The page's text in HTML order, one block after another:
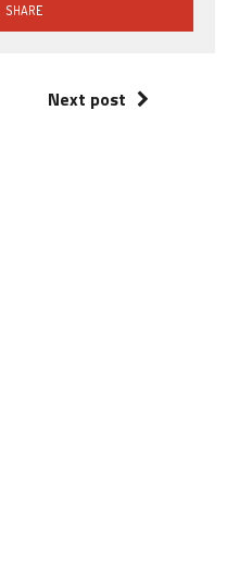
SHARE
Next post